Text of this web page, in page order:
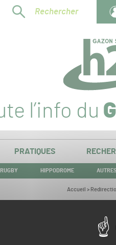
Rechercher
l’info du
PRATIQUES
RUGBY HIPPODROME
Vous
Accueil >
Redirection